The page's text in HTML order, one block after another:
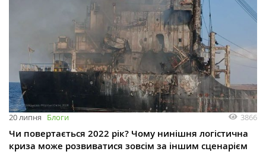
20 липня Блоги 3866
Чи повертається 2022 рік? Чому нинішня логістична
криза може розвиватися зовсім за іншим сценарієм